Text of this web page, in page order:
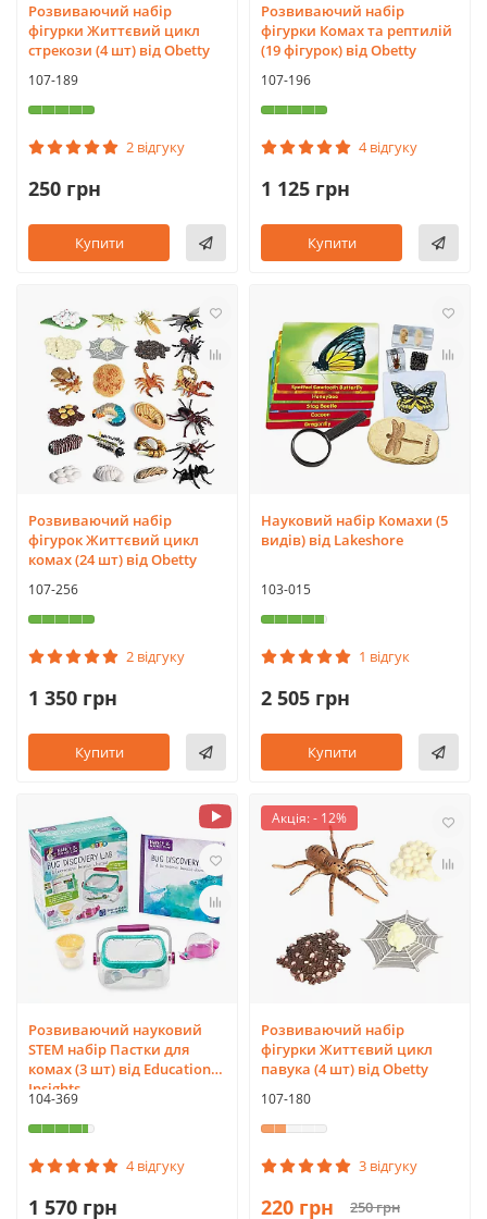
Розвиваючий набір
фігурки Життєвий цикл
стрекози (4 шт) від Obetty
107-189
2 відгуку
250 грн
Купити
Розвиваючий набір
фігурки Комах та рептилій
(19 фігурок) від Obetty
107-196
4 відгуку
1 125 грн
Купити
Розвиваючий набір
фігурок Життєвий цикл
комах (24 шт) від Obetty
107-256
2 відгуку
1 350 грн
Купити
Науковий набір Комахи (5
видів) від Lakeshore
103-015
1 відгук
2 505 грн
Купити
Розвиваючий науковий
STEM набір Пастки для
комах (3 шт) від Educational
Insights
104-369
4 відгуку
1 570 грн
Акція: - 12%
Розвиваючий набір
фігурки Життєвий цикл
павука (4 шт) від Obetty
107-180
3 відгуку
220 грн 250 грн